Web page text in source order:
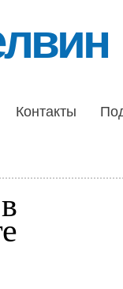
Контакты